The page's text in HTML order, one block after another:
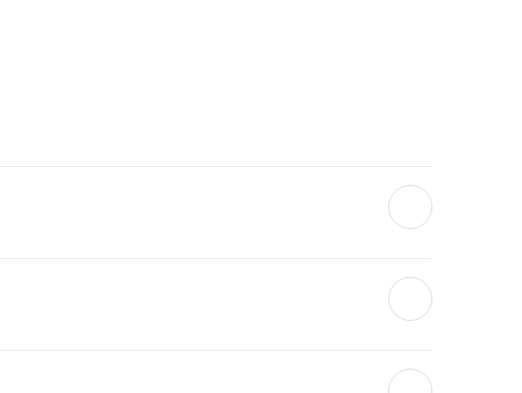
Valley, zur bekanntesten Rotweinsorte entwickelt. Auch in
Syrah für die schlankere, würzigere europäische